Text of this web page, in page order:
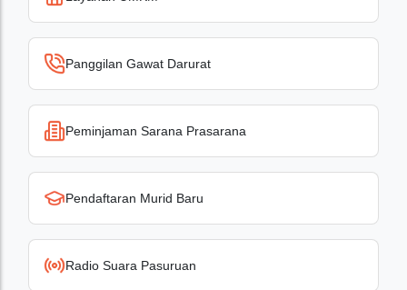
Panggilan Gawat Darurat
Peminjaman Sarana Prasarana
Pendaftaran Murid Baru
Radio Suara Pasuruan